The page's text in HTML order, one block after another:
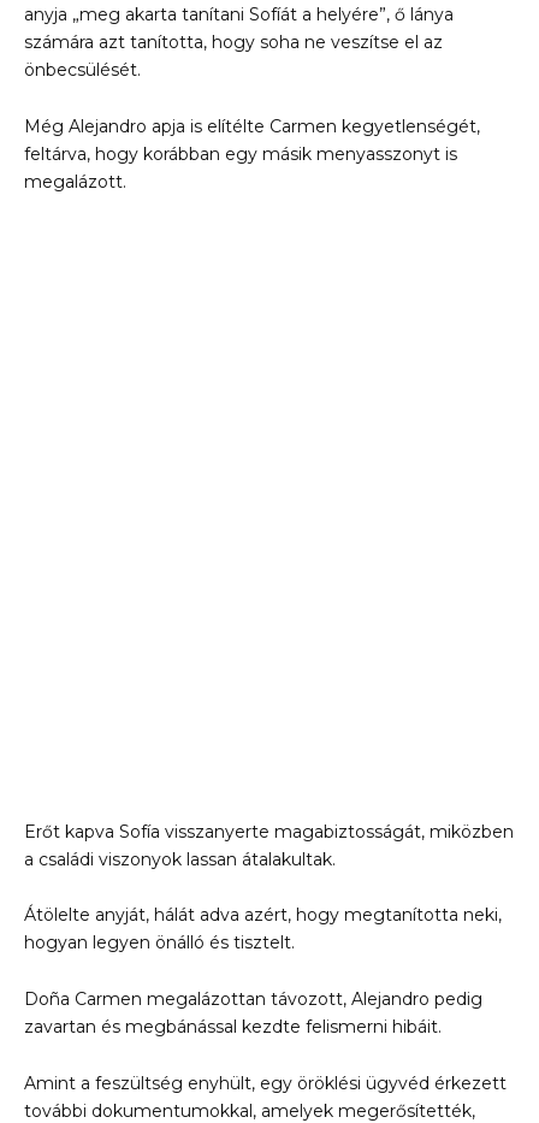
anyja „meg akarta tanítani Sofíát a helyére”, ő lánya
számára azt tanította, hogy soha ne veszítse el az
önbecsülését.
Még Alejandro apja is elítélte Carmen kegyetlenségét,
feltárva, hogy korábban egy másik menyasszonyt is
megalázott.
Erőt kapva Sofía visszanyerte magabiztosságát, miközben
a családi viszonyok lassan átalakultak.
Átölelte anyját, hálát adva azért, hogy megtanította neki,
hogyan legyen önálló és tisztelt.
Doña Carmen megalázottan távozott, Alejandro pedig
zavartan és megbánással kezdte felismerni hibáit.
Amint a feszültség enyhült, egy öröklési ügyvéd érkezett
további dokumentumokkal, amelyek megerősítették,